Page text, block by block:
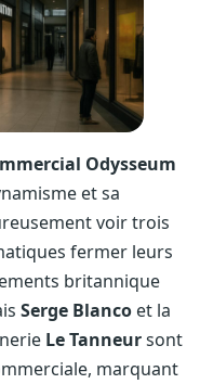
Odysseum
et sa
voir trois
fermer leurs
britannique
Serge Blanco et la
Le Tanneursont
marquant